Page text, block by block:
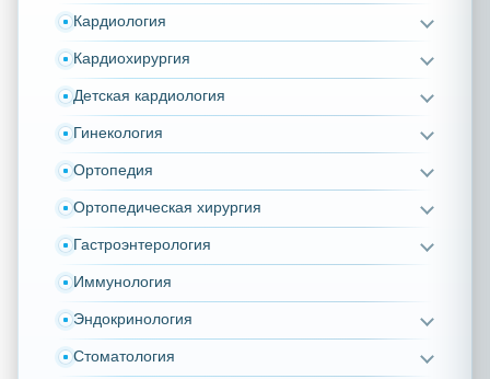
Кардиология
Кардиохирургия
Детская кардиология
Гинекология
Ортопедия
Ортопедическая хирургия
Гастроэнтерология
Иммунология
Эндокринология
Стоматология